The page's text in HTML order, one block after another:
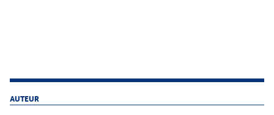
AUTEUR